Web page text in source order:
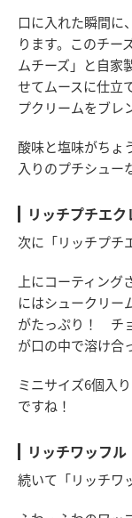
口に入れた瞬間に
ります。このチー
ムチーズ」と自家
せてムースに仕立
プクリームをブレ
酸味と塩味がちょ
入りのプチシュー
リッチプチエ
次に「リッチプチ
上にコーティン
にはシュークリー
がたっぷり！ チ
が口の中で溶け
ミニサイズ6個入
ですね！
リッチワッフル
続いて「リッチワ